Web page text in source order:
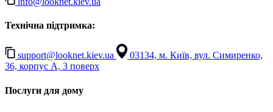
Технічна підтримка:
support@looknet.kiev.ua
03134, м. Київ, вул. Симиренко,
36, корпус А, 3 поверх
Послуги для дому